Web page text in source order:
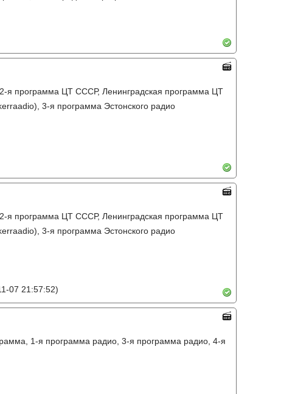
программа ЦТ СССР, Ленинградская программа ЦТ
3-я программа Эстонского радио
программа ЦТ СССР, Ленинградская программа ЦТ
3-я программа Эстонского радио
07 21:57:52)
1-я программа радио, 3-я программа радио, 4-я